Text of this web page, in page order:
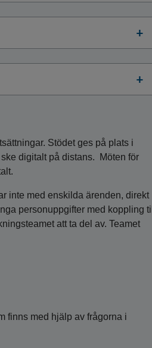
Stödet ges på plats i
digitalt på distans. Möten för
inte med enskilda ärenden, direkt
personuppgifter med koppling till
att ta del av. Teamet
finns med hjälp av frågorna i